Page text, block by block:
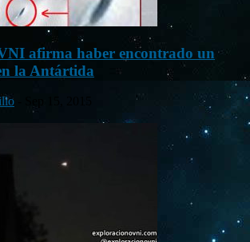
afirma haber encontrado un
la Antártida